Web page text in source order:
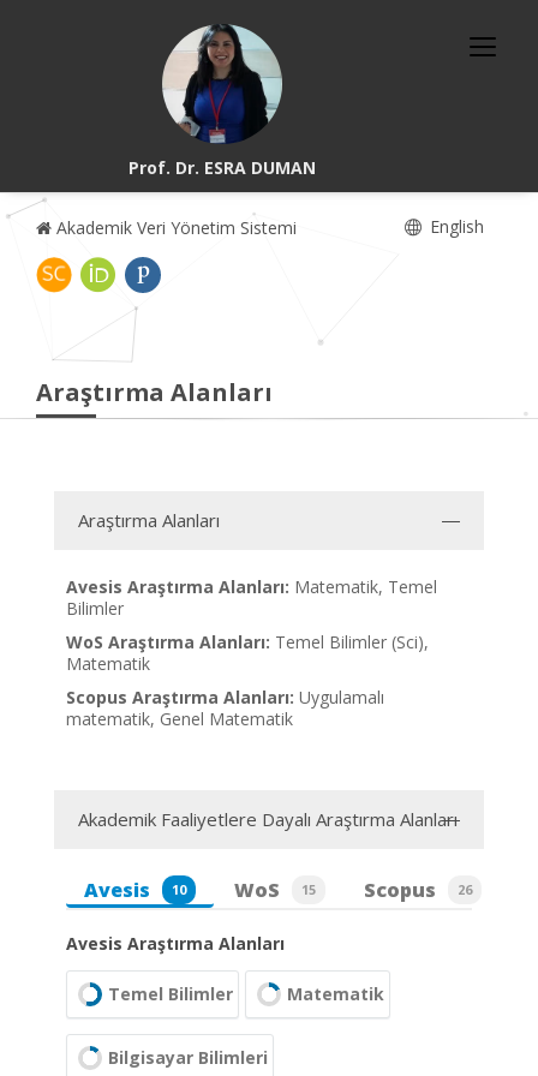
Prof. Dr. ESRA DUMAN
Akademik Veri Yönetim Sistemi English
Araştırma Alanları
Araştırma Alanları
Avesis Araştırma Alanları: Matematik, Temel
Bilimler
WoS Araştırma Alanları: Temel Bilimler (Sci),
Matematik
Scopus Araştırma Alanları: Uygulamalı
matematik, Genel Matematik
Akademik Faaliyetlere Dayalı Araştırma Alanları
Avesis 10 WoS 15 Scopus 26
Avesis Araştırma Alanları
Temel Bilimler Matematik
Bilgisayar Bilimleri